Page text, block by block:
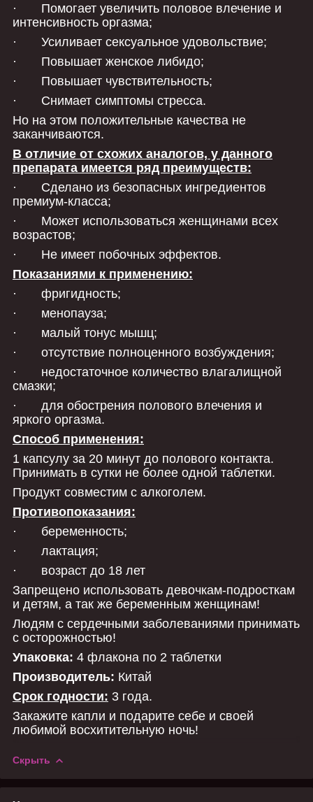
· Помогает увеличить половое влечение и
интенсивность оргазма;
· Усиливает сексуальное удовольствие;
· Повышает женское либидо;
· Повышает чувствительность;
· Снимает симптомы стресса.
Но на этом положительные качества не
заканчиваются.
В отличие от схожих аналогов, у данного
препарата имеется ряд преимуществ:
· Сделано из безопасных ингредиентов
премиум-класса;
· Может использоваться женщинами всех
возрастов;
· Не имеет побочных эффектов.
Показаниями к применению:
· фригидность;
· менопауза;
· малый тонус мышц;
· отсутствие полноценного возбуждения;
· недостаточное количество влагалищной
смазки;
· для обострения полового влечения и
яркого оргазма.
Способ применения:
1 капсулу за 20 минут до полового контакта.
Принимать в сутки не более одной таблетки.
Продукт совместим с алкоголем.
Противопоказания:
· беременность;
· лактация;
· возраст до 18 лет
Запрещено использовать девочкам-подросткам
и детям, а так же беременным женщинам!
Людям с сердечными заболеваниями принимать
с осторожностью!
Упаковка: 4 флакона по 2 таблетки
Производитель: Китай
Срок годности: 3 года.
Закажите капли и подарите себе и своей
любимой восхитительную ночь!
Скрыть